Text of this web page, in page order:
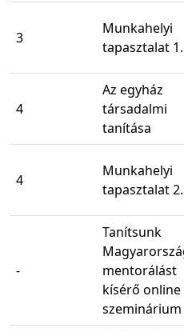
3
Munkahelyi
tapasztalat 1.
4
Az egyház
társadalmi
tanítása
4
Munkahelyi
tapasztalat 2.
-
Tanítsunk
mentorálást
kísérő online
szeminárium